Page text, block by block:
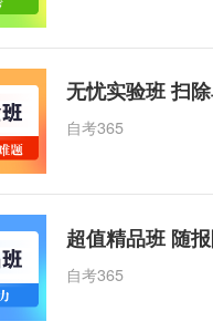
无忧实验班 扫
自考365
超值精品班 随
自考365